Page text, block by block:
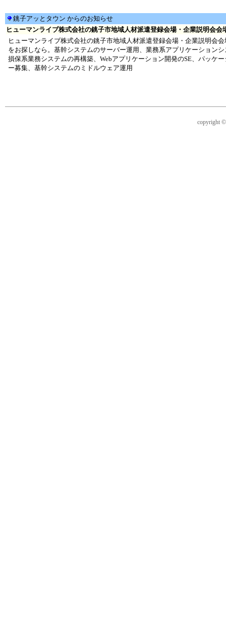
銚子アッとタウン からのお知らせ
ヒューマンライブ株式会社の銚子市地域人材派遣登録会場・企業説明会
ヒューマンライブ株式会社の銚子市地域人材派遣登録会場・企業説明会
をお探しなら。基幹システムのサーバー運用、業務系アプリケーション
損保系業務システムの再構築、Webアプリケーション開発のSE、パッケ
ー募集、基幹システムのミドルウェア運用
copyright ©